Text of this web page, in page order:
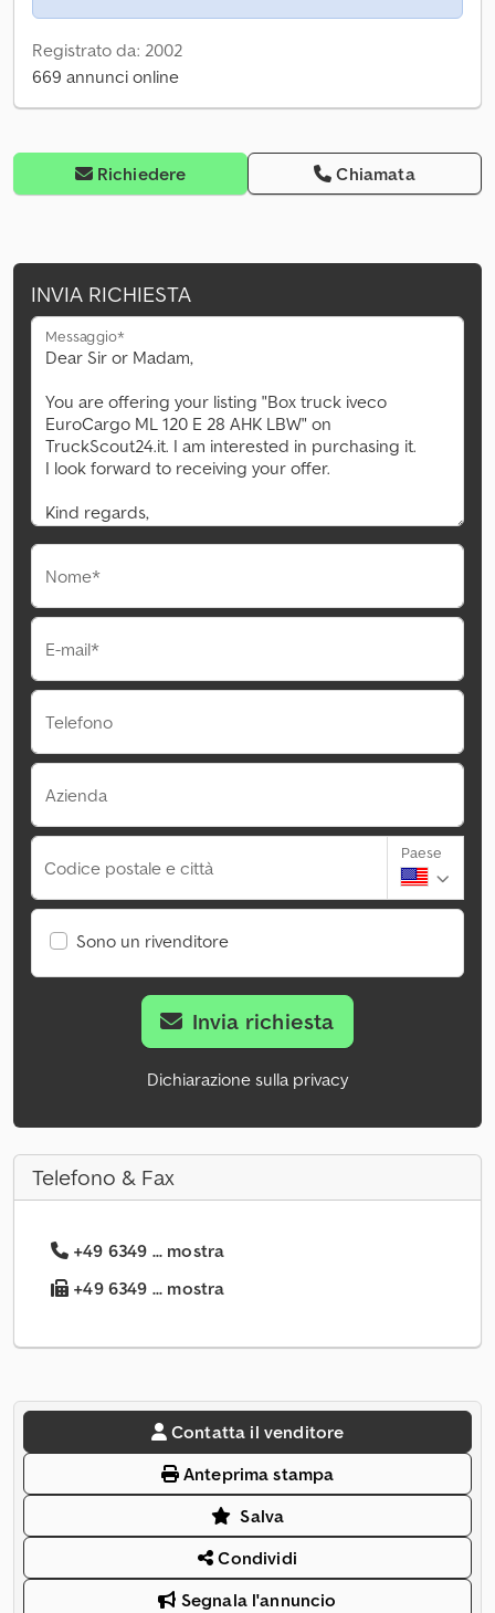
Registrato da: 2002
669 annunci online
Richiedere Chiamata
INVIA RICHIESTA
Messaggio*
Nome*
E-mail*
Telefono
Azienda
Codice postale e città
Paese
Sono un rivenditore
Invia richiesta
Dichiarazione sulla privacy
Telefono & Fax
+49 6349 ... mostra
+49 6349 ... mostra
Contatta il venditore
Anteprima stampa
Salva
Condividi
Segnala l'annuncio